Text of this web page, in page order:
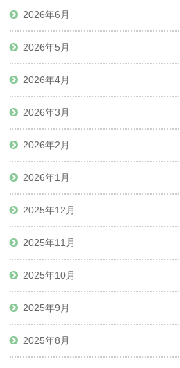
2026年6月
2026年5月
2026年4月
2026年3月
2026年2月
2026年1月
2025年12月
2025年11月
2025年10月
2025年9月
2025年8月